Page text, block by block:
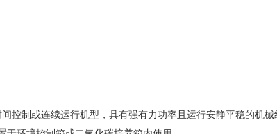
控制或连续运行机型，具有强有力功率且运行安静平稳的机械